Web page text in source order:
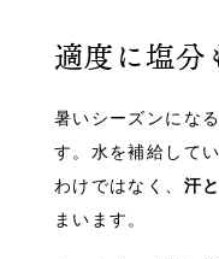
適度に塩分
暑いシーズンにな
す。水を補給して
わけではなく、 汗
まいます。